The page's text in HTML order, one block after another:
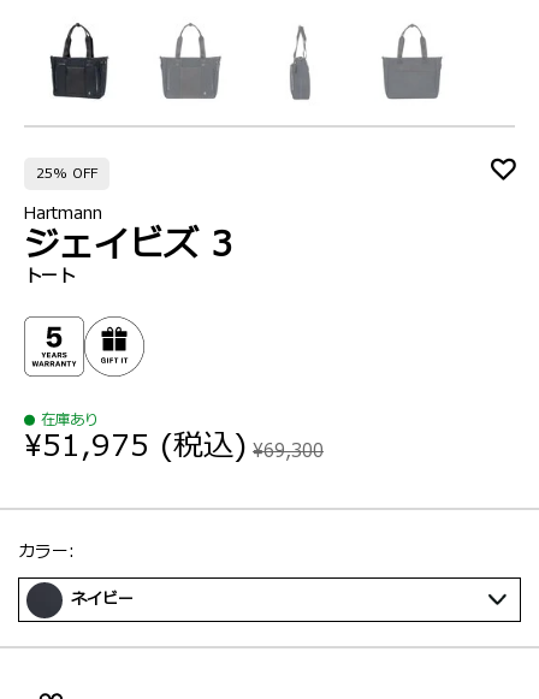
25% OFF
Hartmann
ジェイビズ 3
トート
在庫あり
¥69,300
¥51,975 (税込)
選択：
カラー:
ネイビー